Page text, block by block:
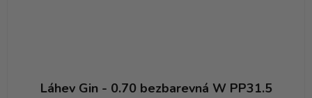
Láhev Gin - 0.70 bezbarevná W PP31.5